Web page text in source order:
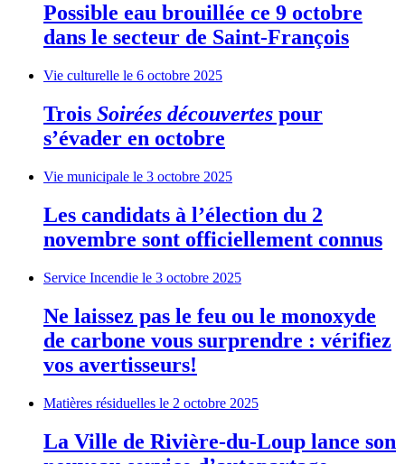
Possible eau brouillée ce 9 octobre
dans le secteur de Saint-François
Vie culturelle le 6 octobre 2025
Trois Soirées découvertes pour
s’évader en octobre
Vie municipale le 3 octobre 2025
Les candidats à l’élection du 2
novembre sont officiellement connus
Service Incendie le 3 octobre 2025
Ne laissez pas le feu ou le monoxyde
de carbone vous surprendre : vérifiez
vos avertisseurs!
Matières résiduelles le 2 octobre 2025
La Ville de Rivière-du-Loup lance son